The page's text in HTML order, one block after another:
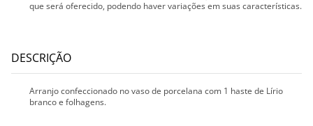
que será oferecido, podendo haver variações em suas características.
DESCRIÇÃO
Arranjo confeccionado no vaso de porcelana com 1 haste de Lírio
branco e folhagens.